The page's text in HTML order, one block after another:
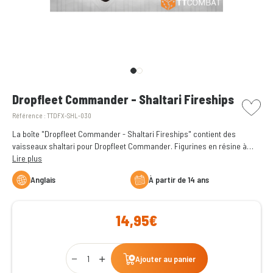
Dropfleet Commander - Shaltari Fireships
Référence : TTDFX-SHL-030
picto
La boîte "Dropfleet Commander - Shaltari Fireships" contient des
vaisseaux shaltari pour Dropfleet Commander. Figurines en résine à
assembler et à peindre.
Lire plus
Anglais à partir de 14 ans
14,95€
Qty
Ajouter au panier